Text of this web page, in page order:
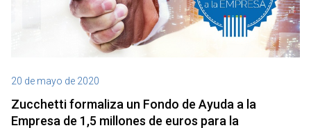
20 de mayo de 2020
Zucchetti formaliza un Fondo de Ayuda a la
Empresa de 1,5 millones de euros para la